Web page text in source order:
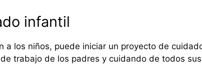
infantil
los niños, puede iniciar un proyecto de
trabajo de los padres y cuidando de todos